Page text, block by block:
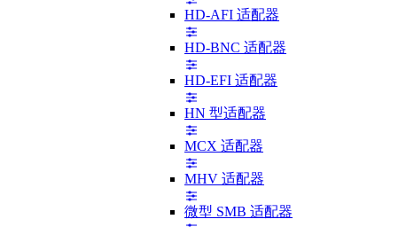
HD-AFI 适配器
HD-BNC 适配器
HD-EFI 适配器
HN 型适配器
MCX 适配器
MHV 适配器
微型 SMB 适配器